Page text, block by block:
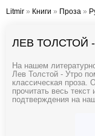
Litmir » Книги » Проза »
ЛЕВ ТОЛСТОЙ
На нашем
Лев Толстой - Утро
классическая проза.
прочитать весь
подтверждения на